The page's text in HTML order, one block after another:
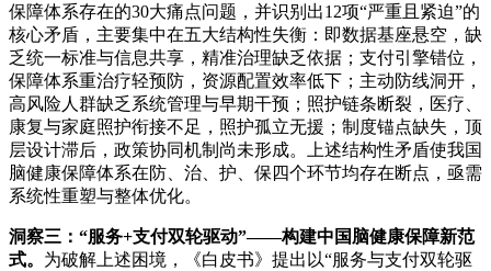
保障体系存在的30大痛点问题，并识别出12项“严重且紧迫”的
核心矛盾，主要集中在五大结构性失衡：即数据基座悬空，缺
乏统一标准与信息共享，精准治理缺乏依据；支付引擎错位，
保障体系重治疗轻预防，资源配置效率低下；主动防线洞开，
高风险人群缺乏系统管理与早期干预；照护链条断裂，医疗、
康复与家庭照护衔接不足，照护孤立无援；制度锚点缺失，顶
层设计滞后，政策协同机制尚未形成。上述结构性矛盾使我国
脑健康保障体系在防、治、护、保四个环节均存在断点，亟需
系统性重塑与整体优化。
洞察三：“服务+支付双轮驱动”——构建中国脑健康保障新范
式。 为破解上述困境，《白皮书》提出以“服务与支付双轮驱